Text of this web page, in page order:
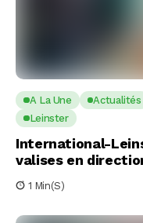
A La Une Actualités
Leinster
International-
valises en
1 Min(s)